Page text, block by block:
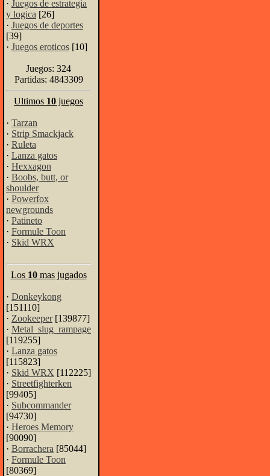
· Juegos de estrategia
y logica [26]
· Juegos de deportes
[39]
· Juegos eroticos [10]
Juegos: 324
Partidas: 4843309
Ultimos 10 juegos
· Tarzan
· Strip Smackjack
· Ruleta
· Lanza gatos
· Hexxagon
· Boobs, butt, or
shoulder
· Powerfox
newgrounds
· Patineto
· Formule Toon
· Skid WRX
Los 10mas jugados
· Donkeykong
[151110]
· Zookeeper[139877]
· Metal_slug_rampage
[119255]
· Lanza gatos
[115823]
· Skid WRX [112225]
· Streetfighterken
[99405]
· Subcommander
[94730]
· Heroes Memory
[90090]
· Borrachera [85044]
· Formule Toon
[80369]